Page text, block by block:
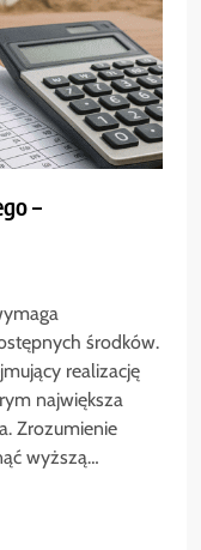
–
środków.
realizację
największa
Zrozumienie
wyższą…